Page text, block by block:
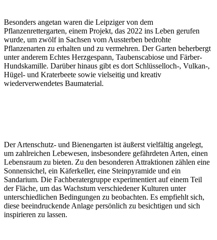
Besonders angetan waren die Leipziger von dem
Pflanzenrettergarten, einem Projekt, das 2022 ins Leben gerufen
wurde, um zwölf in Sachsen vom Aussterben bedrohte
Pflanzenarten zu erhalten und zu vermehren. Der Garten beherbergt
unter anderem Echtes Herzgespann, Taubenscabiose und Färber-
Hundskamille. Darüber hinaus gibt es dort Schlüsselloch-, Vulkan-,
Hügel- und Kraterbeete sowie vielseitig und kreativ
wiederverwendetes Baumaterial.
Der Artenschutz- und Bienengarten ist äußerst vielfältig angelegt,
um zahlreichen Lebewesen, insbesondere gefährdeten Arten, einen
Lebensraum zu bieten. Zu den besonderen Attraktionen zählen eine
Sonnensichel, ein Käferkeller, eine Steinpyramide und ein
Sandarium. Die Fachberatergruppe experimentiert auf einem Teil
der Fläche, um das Wachstum verschiedener Kulturen unter
unterschiedlichen Bedingungen zu beobachten. Es empfiehlt sich,
diese beeindruckende Anlage persönlich zu besichtigen und sich
inspirieren zu lassen.